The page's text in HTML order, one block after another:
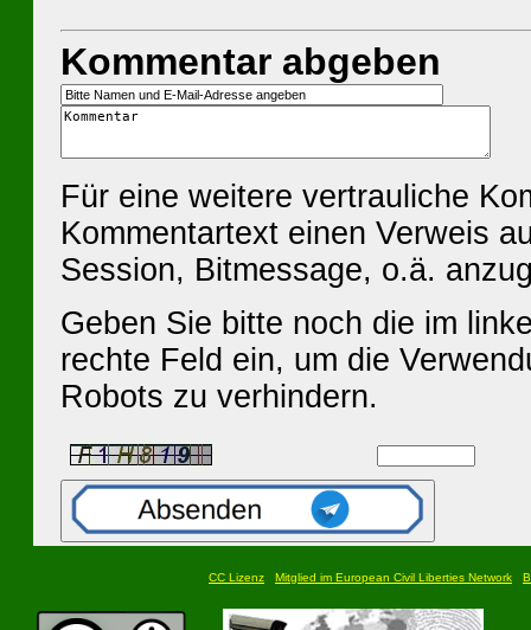
Kommentar abgeben
Für eine weitere vertrauliche
Kommentartext einen Verweis
Session, Bitmessage, o.ä.
Geben Sie bitte noch die im
rechte Feld ein, um die
Robots zu verhindern.
CC Lizenz Mitglied im European Civil Liberties Network